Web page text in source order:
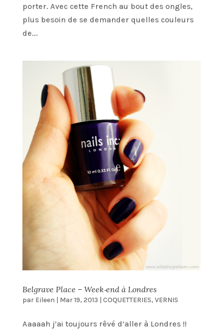
porter. Avec cette French au bout des ongles,
plus besoin de se demander quelles couleurs
de...
Belgrave Place – Week‑end à Londres
par Eileen | Mar 19, 2013 | COQUETTERIES, VERNIS
Aaaaah j’ai toujours rêvé d’aller à Londres !!